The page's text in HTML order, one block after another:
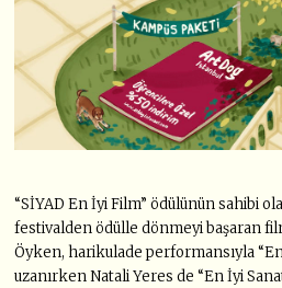
“SİYAD En İyi Film” ödülünün sahibi
festivalden ödülle dönmeyi başaran
Öyken, harikulade performansıyla
uzanırken Natali Yeres de “En İyi